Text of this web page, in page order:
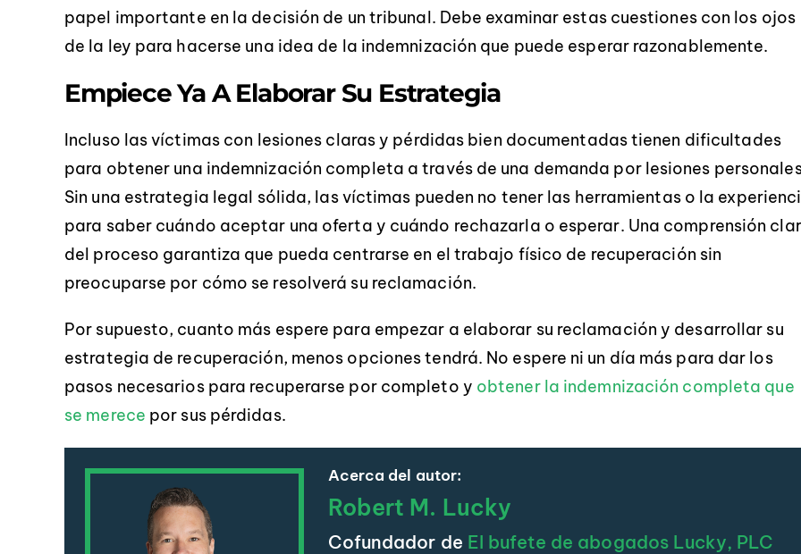
papel importante en la decisión de un tribunal. Debe examinar estas cuestiones con los ojos
de la ley para hacerse una idea de la indemnización que puede esperar razonablemente.
Empiece Ya A Elaborar Su Estrategia
Incluso las víctimas con lesiones claras y pérdidas bien documentadas tienen dificultades
para obtener una indemnización completa a través de una demanda por lesiones
Sin una estrategia legal sólida, las víctimas pueden no tener las herramientas o la
para saber cuándo aceptar una oferta y cuándo rechazarla o esperar. Una comprensión
del proceso garantiza que pueda centrarse en el trabajo físico de recuperación sin
preocuparse por cómo se resolverá su reclamación.
Por supuesto, cuanto más espere para empezar a elaborar su reclamación y desarrollar su
estrategia de recuperación, menos opciones tendrá. No espere ni un día más para dar los
pasos necesarios para recuperarse por completo y obtener la indemnización completa que
se merece por sus pérdidas.
Acerca del autor:
Robert M. Lucky
Cofundador de El bufete de abogados Lucky, PLC